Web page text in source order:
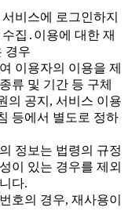
비스에 로그인하지
집․이용에 대한 재
경우
이용자의 이용을 제
류 및 기간 등 구체
의 공지, 서비스 이용
등에서 별도로 정하
정보는 법령의 규정
이 있는 경우를 제외
다.
호의 경우, 재사용이